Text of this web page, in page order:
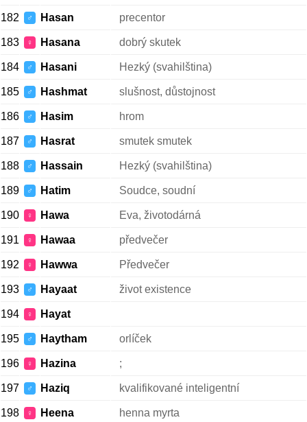
182 ♂ Hasan precentor
183 ♀ Hasana dobrý skutek
184 ♂ Hasani Hezký (svahilština)
185 ♂ Hashmat slušnost, důstojnost
186 ♂ Hasim hrom
187 ♂ Hasrat smutek smutek
188 ♂ Hassain Hezký (svahilština)
189 ♂ Hatim Soudce, soudní
190 ♀ Hawa Eva, životodárná
191 ♀ Hawaa předvečer
192 ♀ Hawwa Předvečer
193 ♂ Hayaat život existence
194 ♀ Hayat
195 ♂ Haytham orlíček
196 ♀ Hazina ;
197 ♂ Haziq kvalifikované inteligentní
198 ♀ Heena henna myrta